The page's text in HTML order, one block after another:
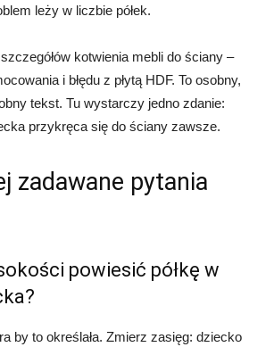
leży w liczbie półek.
szczegółów kotwienia mebli do ściany –
i błędu z płytą HDF. To osobny,
tekst. Tu wystarczy jedno zdanie:
przykręca się do ściany zawsze.
zadawane pytania
powiesić półkę w
by to określała. Zmierz zasięg: dziecko